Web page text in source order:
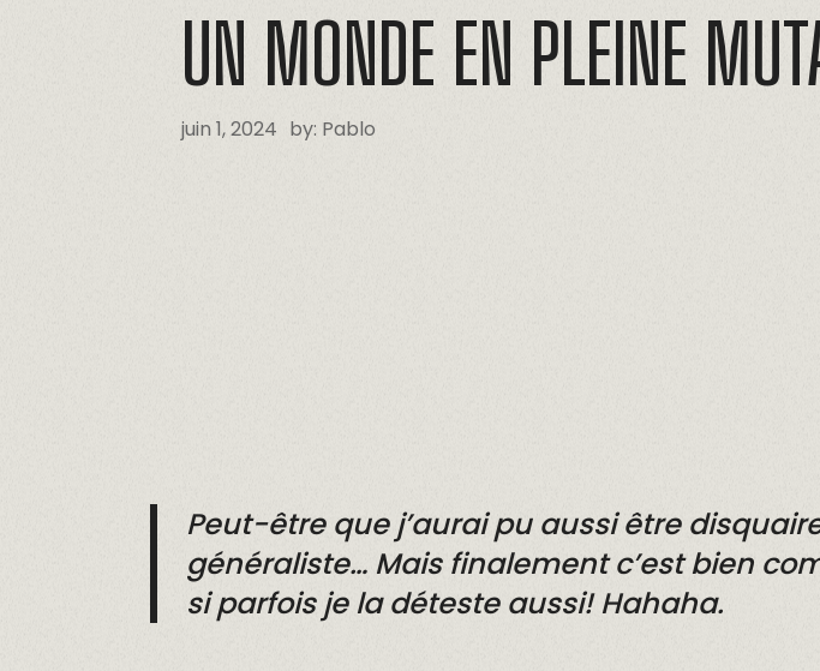
UN MONDE EN PLEINE
juin 1, 2024 by: Pablo
Peut-être que j’aurai pu aussi être
généraliste… Mais finalement c’est bien
si parfois je la déteste aussi! Hahaha.